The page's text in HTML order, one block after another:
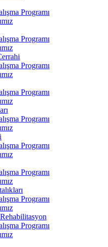
Programı
Programı
Programı
Programı
Programı
Programı
Programı
Programı
Programı